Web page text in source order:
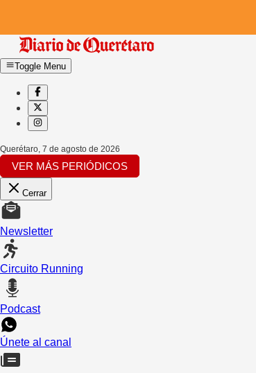
Toggle Menu
Querétaro, 7 de agosto de 2026
VER MÁS PERIÓDICOS
Cerrar
Newsletter
Circuito Running
Podcast
Únete al canal